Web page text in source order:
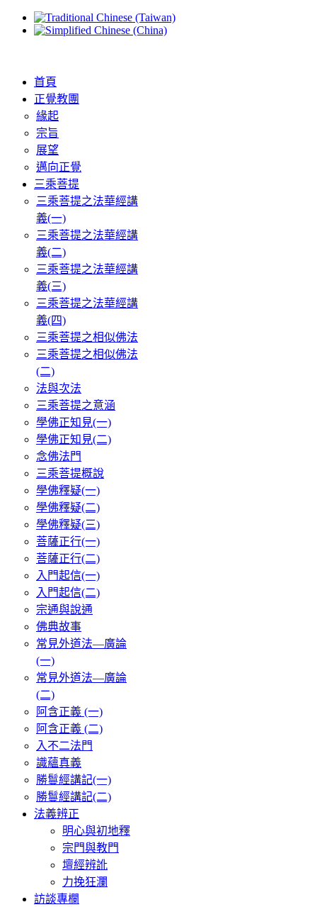
首頁
正覺教團
緣起
宗旨
展望
邁向正覺
三乘菩提
三乘菩提之法華經講
義(一)
三乘菩提之法華經講
義(二)
三乘菩提之法華經講
義(三)
三乘菩提之法華經講
義(四)
三乘菩提之相似佛法
三乘菩提之相似佛法
(二)
法與次法
三乘菩提之意涵
學佛正知見(一)
學佛正知見(二)
念佛法門
三乘菩提概說
學佛釋疑(一)
學佛釋疑(二)
學佛釋疑(三)
菩薩正行(一)
菩薩正行(二)
入門起信(一)
入門起信(二)
宗通與說通
佛典故事
常見外道法—廣論
(一)
常見外道法—廣論
(二)
阿含正義 (一)
阿含正義 (二)
入不二法門
識蘊真義
勝鬘經講記(一)
勝鬘經講記(二)
法義辨正
明心與初地釋
宗門與教門
壇經辨訛
力挽狂瀾
訪談專欄